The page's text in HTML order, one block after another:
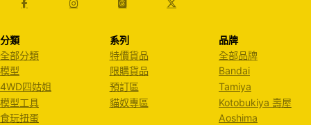
分類
全部分類
模型
4WD四姑姐
模型工具
食玩扭蛋
系列
特價貨品
限購貨品
預訂區
貓奴專區
品牌
全部品牌
Bandai
Tamiya
Kotobukiya 壽屋
Aoshima